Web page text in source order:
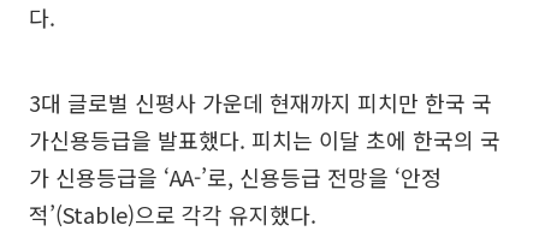
다.
3대 글로벌 신평사 가운데 현재까지 피치만 한국 국
가신용등급을 발표했다. 피치는 이달 초에 한국의 국
가 신용등급을 ‘AA-’로, 신용등급 전망을 ‘안정
적’(Stable)으로 각각 유지했다.